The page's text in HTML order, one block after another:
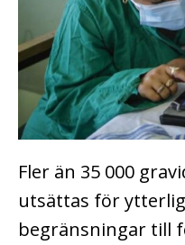
Fler än 35 000
utsättas för
begränsningar till